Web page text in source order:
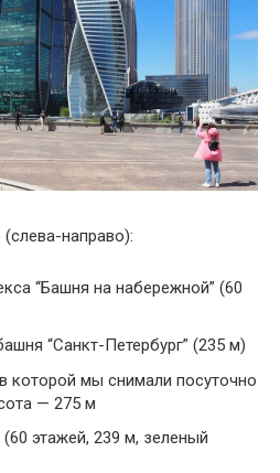
направо):
“Башня на набережной” (60
“Санкт-Петербург” (235 м)
которой мы снимали посуточно
— 275 м
этажей, 239 м, зеленый